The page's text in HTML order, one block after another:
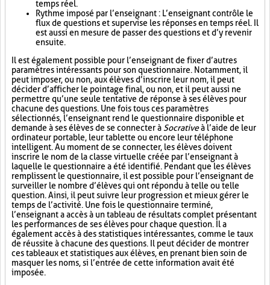
temps réel.
Rythme imposé par l’enseignant : L’enseignant contrôle le
flux de questions et supervise les réponses en temps réel. Il
est aussi en mesure de passer des questions et d’y revenir
ensuite.
Il est également possible pour l’enseignant de fixer d’autres
paramètres intéressants pour son questionnaire. Notamment, il
peut imposer, ou non, aux élèves d’inscrire leur nom, il peut
décider d’afficher le pointage final, ou non, et il peut aussi ne
permettre qu’une seule tentative de réponse à ses élèves pour
chacune des questions. Une fois tous ces paramètres
sélectionnés, l’enseignant rend le questionnaire disponible et
demande à ses élèves de se connecter à Socrativeà l’aide de leur
ordinateur portable, leur tablette ou encore leur téléphone
intelligent. Au moment de se connecter, les élèves doivent
inscrire le nom de la classe virtuelle créée par l’enseignant à
laquelle le questionnaire a été identifié. Pendant que les élèves
remplissent le questionnaire, il est possible pour l’enseignant de
surveiller le nombre d’élèves qui ont répondu à telle ou telle
question. Ainsi, il peut suivre leur progression et mieux gérer le
temps de l’activité. Une fois le questionnaire terminé,
l’enseignant a accès à un tableau de résultats complet présentant
les performances de ses élèves pour chaque question. Il a
également accès à des statistiques intéressantes, comme le taux
de réussite à chacune des questions. Il peut décider de montrer
ces tableaux et statistiques aux élèves, en prenant bien soin de
masquer les noms, si l’entrée de cette information avait été
imposée.